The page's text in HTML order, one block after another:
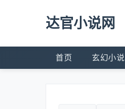
达官小说网
首页 玄幻小说